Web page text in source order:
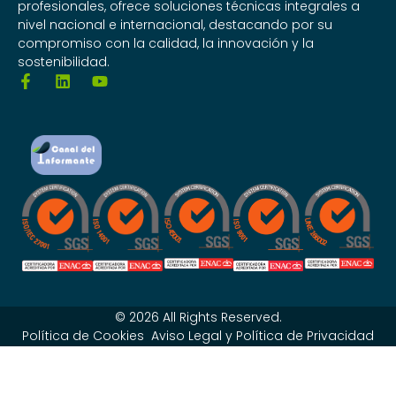
profesionales, ofrece soluciones técnicas integrales a
nivel nacional e internacional, destacando por su
compromiso con la calidad, la innovación y la
sostenibilidad.
© 2026 All Rights Reserved.
Política de Cookies Aviso Legal y Política de Privacidad